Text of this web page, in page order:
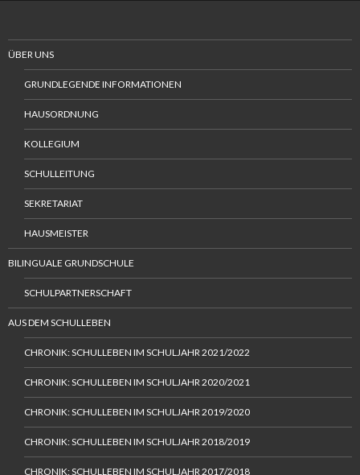
ÜBER UNS
GRUNDLEGENDE INFORMATIONEN
HAUSORDNUNG
KOLLEGIUM
SCHULLEITUNG
SEKRETARIAT
HAUSMEISTER
BILINGUALE GRUNDSCHULE
SCHULPARTNERSCHAFT
AUS DEM SCHULLEBEN
CHRONIK: SCHULLEBEN IM SCHULJAHR 2021/2022
CHRONIK: SCHULLEBEN IM SCHULJAHR 2020/2021
CHRONIK: SCHULLEBEN IM SCHULJAHR 2019/2020
CHRONIK: SCHULLEBEN IM SCHULJAHR 2018/2019
CHRONIK: SCHULLEBEN IM SCHULJAHR 2017/2018